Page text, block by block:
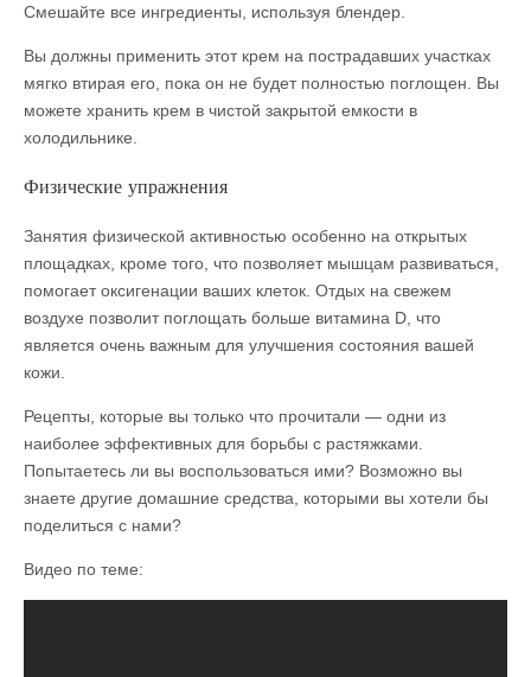
Смешайте все ингредиенты, используя блендер.
Вы должны применить этот крем на пострадавших участках
мягко втирая его, пока он не будет полностью поглощен. Вы
можете хранить крем в чистой закрытой емкости в
холодильнике.
Физические упражнения
Занятия физической активностью особенно на открытых
площадках, кроме того, что позволяет мышцам развиваться,
помогает оксигенации ваших клеток. Отдых на свежем
воздухе позволит поглощать больше витамина D, что
является очень важным для улучшения состояния вашей
кожи.
Рецепты, которые вы только что прочитали — одни из
наиболее эффективных для борьбы с растяжками.
Попытаетесь ли вы воспользоваться ими? Возможно вы
знаете другие домашние средства, которыми вы хотели бы
поделиться с нами?
Видео по теме: